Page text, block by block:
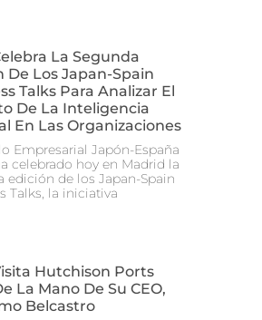
La Segunda
De Los Japan-Spain
Talks Para Analizar El
De La Inteligencia
En Las Organizaciones
Empresarial Japón-España
celebrado hoy en Madrid la
edición de los Japan-Spain
Talks, la iniciativa
Hutchison Ports
La Mano De Su CEO,
Belcastro